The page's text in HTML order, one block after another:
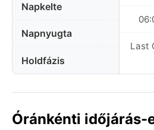
Napkelte
Napnyugta
Holdfázis
Last
Óránkénti időjárás-